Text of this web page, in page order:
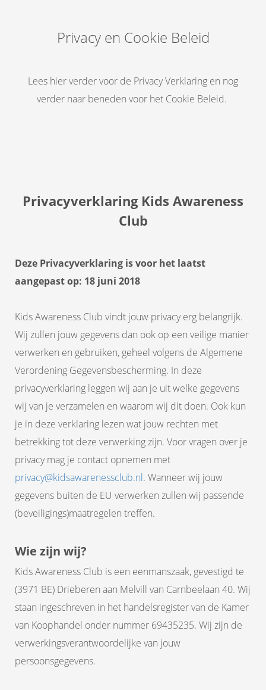
Privacy en Cookie Beleid
Lees hier verder voor de Privacy Verklaring en nog
verder naar beneden voor het Cookie Beleid.
Privacyverklaring Kids Awareness
Club
Deze Privacyverklaring is voor het laatst
aangepast op: 18 juni 2018
Kids Awareness Club vindt jouw privacy erg belangrijk.
Wij zullen jouw gegevens dan ook op een veilige manier
verwerken en gebruiken, geheel volgens de Algemene
Verordening Gegevensbescherming. In deze
privacyverklaring leggen wij aan je uit welke gegevens
wij van je verzamelen en waarom wij dit doen. Ook kun
je in deze verklaring lezen wat jouw rechten met
betrekking tot deze verwerking zijn. Voor vragen over je
privacy mag je contact opnemen met
privacy@kidsawarenessclub.nl. Wanneer wij jouw
gegevens buiten de EU verwerken zullen wij passende
(beveiligings)maatregelen treffen.
Wie zijn wij?
Kids Awareness Club is een eenmanszaak, gevestigd te
(3971 BE) Drieberen aan Melvill van Carnbeelaan 40. Wij
staan ingeschreven in het handelsregister van de Kamer
van Koophandel onder nummer 69435235. Wij zijn de
verwerkingsverantwoordelijke van jouw
persoonsgegevens.
te
deze
niet
worden
om
over
van
op
gebruikt
Hierdoor
website-
van